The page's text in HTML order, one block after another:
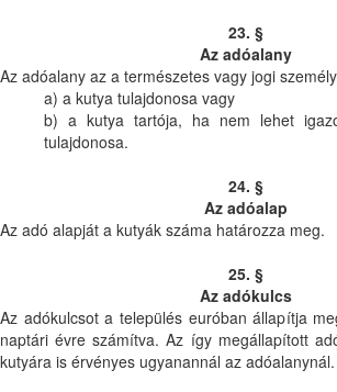
23. §
Az adóalany
Az adóalany az a természetes vagy jogi
a) a kutya tulajdonosa vagy
b) a kutya tartója, ha nem lehet
tulajdonosa.
24. §
Az adóalap
Az adó alapját a kutyák száma határozza meg.
25. §
Az adókulcs
Az adókulcsot a település euróban állapítja
naptári évre számítva. Az így megállapított
kutyára is érvényes ugyanannál az adóalanynál.